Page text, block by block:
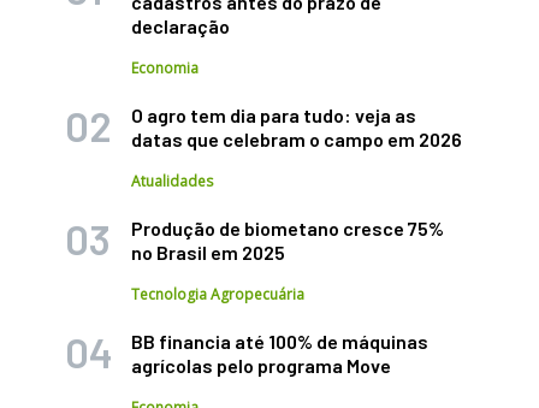
declaração
Economia
O agro tem dia para tudo: veja as
datas que celebram o campo em 2026
Atualidades
Produção de biometano cresce 75%
no Brasil em 2025
Tecnologia Agropecuária
BB financia até 100% de máquinas
agrícolas pelo programa Move